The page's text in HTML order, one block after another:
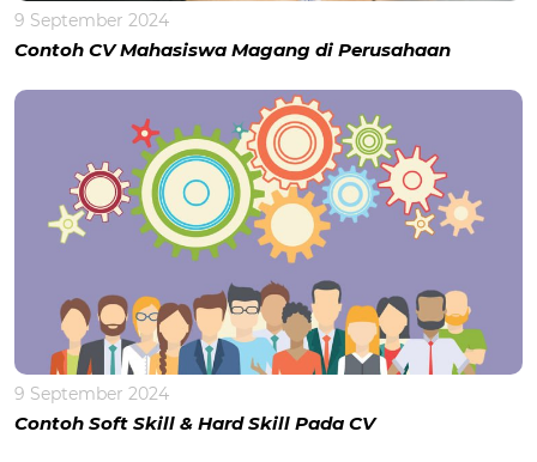
9 September 2024
Contoh CV Mahasiswa Magang di Perusahaan
9 September 2024
Contoh Soft Skill & Hard Skill Pada CV